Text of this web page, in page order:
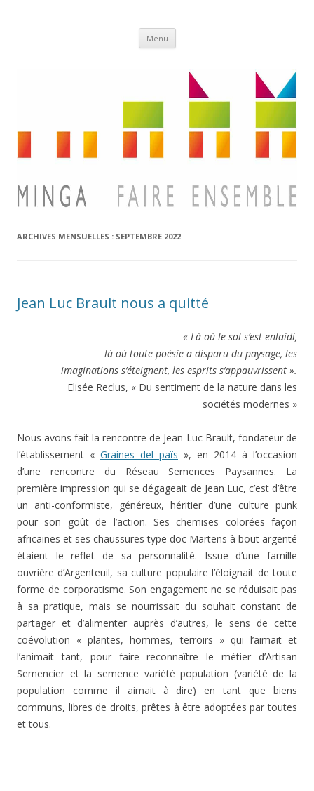
Menu Aller
contenu
ARCHIVES MENSUELLES : SEPTEMBRE 2022
Jean Luc Brault nous a quitté
« Là où le sol s’est enlaidi,
là où toute poésie a disparu du paysage, les
imaginations s’éteignent, les esprits s’appauvrissent ».
Elisée Reclus, « Du sentiment de la nature dans les
sociétés modernes »
Nous avons fait la rencontre de Jean-Luc Brault, fondateur de
l’établissement « Graines del païs », en 2014 à l’occasion
d’une rencontre du
Réseau Semences Paysannes. La
première impression qui se dégageait de Jean Luc, c’est d’être
un anti-conformiste, généreux, héritier d’une culture punk
pour son goût de l’action. Ses chemises colorées façon
africaines et ses chaussures type doc Martens à bout argenté
étaient le reflet de sapersonnalité.
Issue d’une famille
ouvrière d’Argenteuil, sa culture populaire l’éloignait de toute
forme de corporatisme. Son engagement ne se réduisait pas
à sa pratique, mais se nourrissait du souhait constant de
partager et d’alimenter auprès d’autres, le sens de cette
coévolution « plantes, hommes, terroirs » qui l’aimait et
l’animait tant, pour fairereconnaître le métier d’Artisan
Semencier et la semence variété population (variété de la
population comme il aimait à dire) en tant que
biens
communs, libres de droits, prêtes à être adoptées par toutes
et tous.